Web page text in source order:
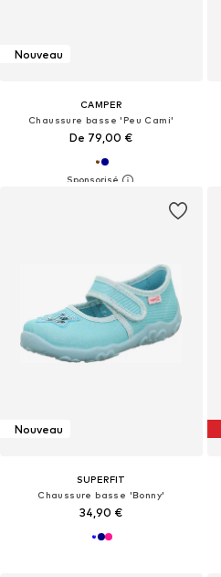
Nouveau
CAMPER
Chaussure basse 'Peu Cami'
De 79,00 €
Nouveau
SUPERFIT
Chaussure basse 'Bonny'
34,90 €